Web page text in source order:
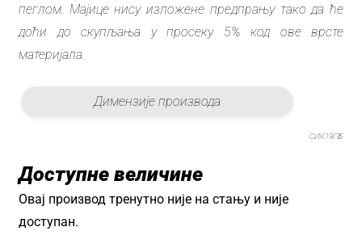
пеглом. Мајице нису изложене предпрању тако да ће
доћи до скупљања у просеку 5% код ове врсте
материјала.
Димензије производа
СИК19ПБ
Доступне величине
Овај производ тренутно није на стању и није
доступан.